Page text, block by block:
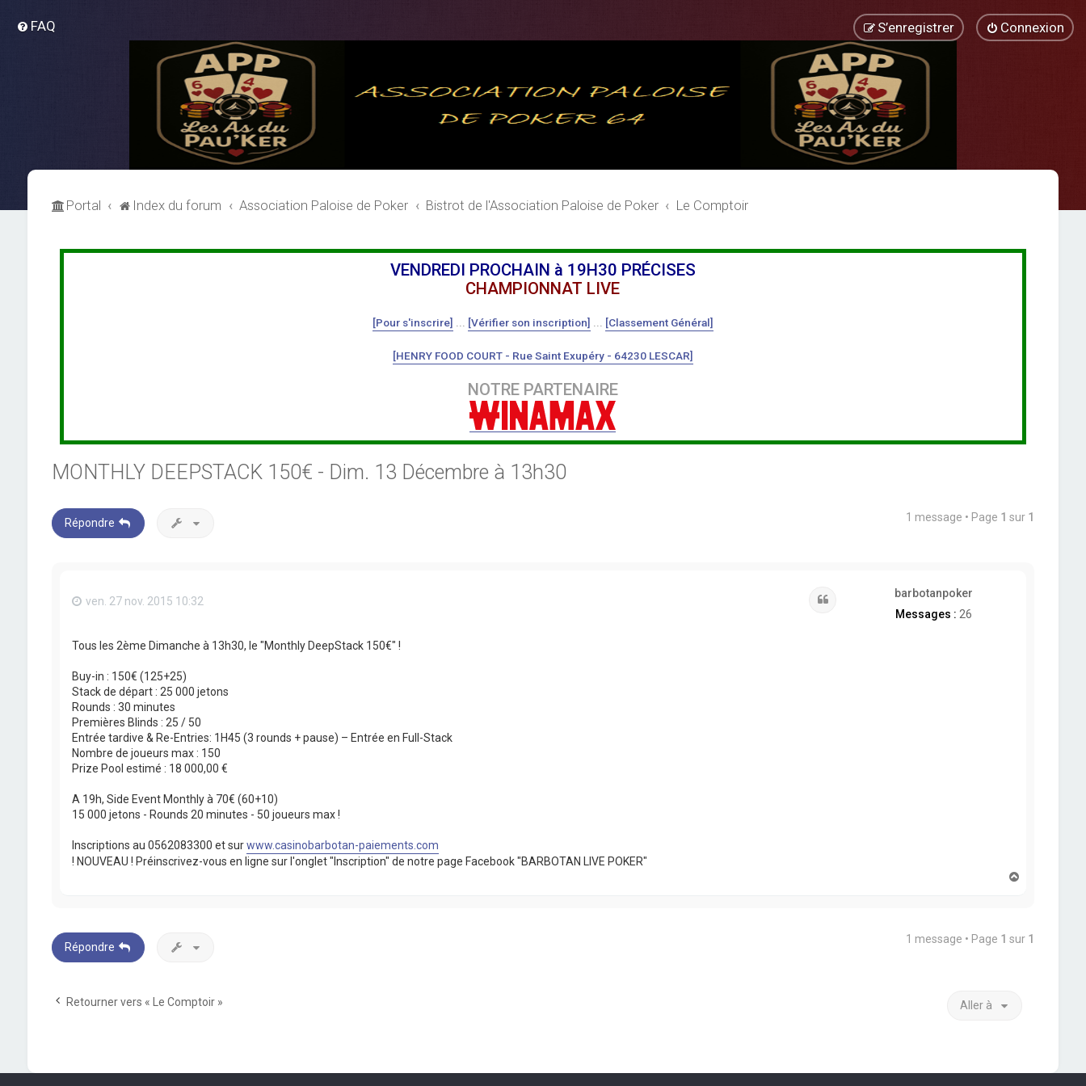
FAQ Connexion
S’enregistrer
Portal Index du forum Association Paloise de Poker Bistrot de l'Association Paloise de Poker Le Comptoir
VENDREDI PROCHAIN à 19H30 PRÉCISES
CHAMPIONNAT LIVE
[Pour s'inscrire] [Vérifier son inscription] [Classement Général]
[HENRY FOOD COURT - Rue Saint Exupéry - 64230 LESCAR]
NOTRE PARTENAIRE
MONTHLY DEEPSTACK 150€ - Dim. 13 Décembre à 13h30
Répondre 1 message • Page 1 sur 1
barbotanpoker
Messages : 26
ven. 27 nov. 2015 10:32
Tous les 2ème Dimanche à 13h30, le "Monthly DeepStack 150€" !
Buy-in : 150€ (125+25)
Stack de départ : 25 000 jetons
Rounds : 30 minutes
Premières Blinds : 25 / 50
Entrée tardive & Re-Entries: 1H45 (3 rounds + pause) – Entrée en Full-Stack
Nombre de joueurs max : 150
Prize Pool estimé : 18 000,00 €
A 19h, Side Event Monthly à 70€ (60+10)
15 000 jetons - Rounds 20 minutes - 50 joueurs max !
Inscriptions au 0562083300 et surwww.casinobarbotan-paiements.com
! NOUVEAU ! Préinscrivez-vous en ligne sur l'onglet "Inscription" de notre page Facebook "BARBOTAN LIVE POKER"
Répondre
1 message • Page 1 sur 1
Retourner vers « Le Comptoir » Aller à